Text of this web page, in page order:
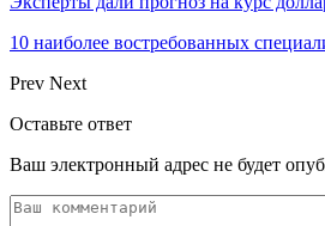
10 наиболее востребованных
Prev Next
Оставьте ответ
Ваш электронный адрес не будет